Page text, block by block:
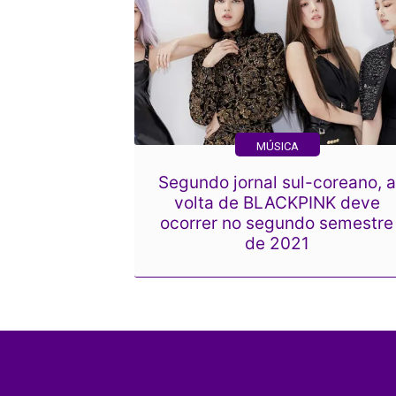
MÚSICA
Segundo jornal sul-coreano, a
volta de BLACKPINK deve
ocorrer no segundo semestre
de 2021